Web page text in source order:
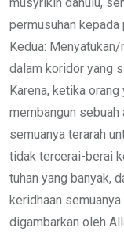
permusuhan kepada
Kedua:
dalam koridor yang
Karena, ketika
membangun
semuanya terarah
tidak tercerai-berai
tuhan yang banyak,
keridhaan
digambarkan oleh